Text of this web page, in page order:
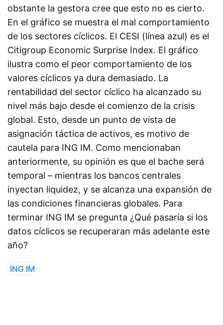
obstante la gestora cree que esto no es cierto.
En el gráfico se muestra el mal comportamiento
de los sectores cíclicos. El CESI (línea azul) es el
Citigroup Economic Surprise Index. El gráfico
ilustra como el peor comportamiento de los
valores cíclicos ya dura demasiado. La
rentabilidad del sector cíclico ha alcanzado su
nivel más bajo desde el comienzo de la crisis
global. Esto, desde un punto de vista de
asignación táctica de activos, es motivo de
cautela para ING IM. Como mencionaban
anteriormente, su opinión es que el bache será
temporal – mientras los bancos centrales
inyectan liquidez, y se alcanza una expansión de
las condiciones financieras globales. Para
terminar ING IM se pregunta ¿Qué pasaría si los
datos cíclicos se recuperaran más adelante este
año?
ING IM